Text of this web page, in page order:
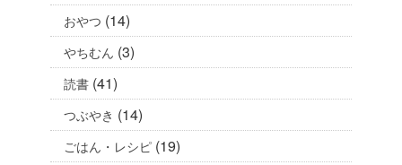
おやつ (14)
やちむん (3)
読書 (41)
つぶやき (14)
ごはん・レシピ (19)